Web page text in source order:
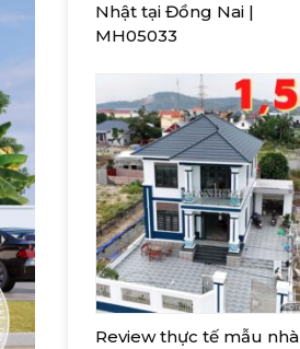
Nhật tại Đồng Nai |
MH05033
Review thực tế mẫu nhà